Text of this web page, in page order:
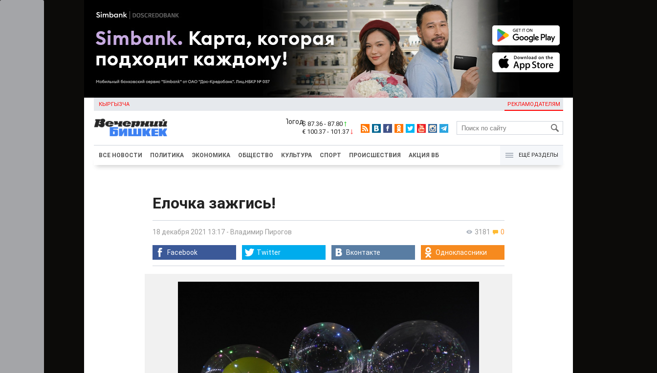
КЫРГЫЗЧА РЕКЛАМОДАТЕЛЯМ
KG
$ 87.36 - 87.80
€ 100.37 - 101.37
ВСЕ НОВОСТИ ПОЛИТИКА ЭКОНОМИКА ОБЩЕСТВО КУЛЬТУРА СПОРТ ПРОИСШЕСТВИЯ АКЦИЯ ВБ ЕЩЁ РАЗДЕЛЫ
Елочка зажгись!
3181 0
18 декабря 2021 13:17 - Владимир Пирогов
Facebook Twitter Вконтакте Одноклассники